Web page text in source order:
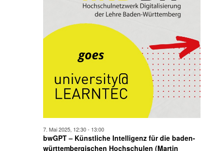
bwGPT – Künstliche Intelligenz für die baden-
württembergischen Hochschulen (Martin
7. Mai 2025, 12:30- 13:00